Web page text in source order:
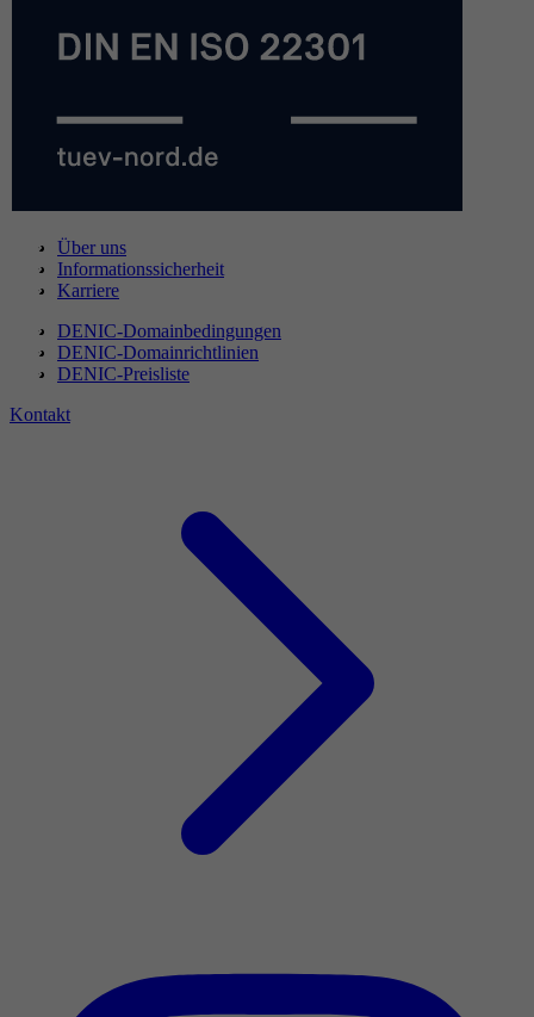
Über uns
Informationssicherheit
Karriere
DENIC-Domainbedingungen
DENIC-Domainrichtlinien
DENIC-Preisliste
Kontakt